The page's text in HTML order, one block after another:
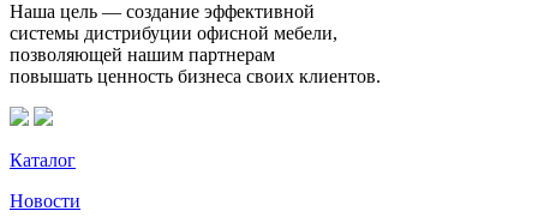
Наша цель — создание эффективной
системы дистрибуции офисной мебели,
позволяющей нашим партнерам
повышать ценность бизнеса своих клиентов.
Каталог
Новости